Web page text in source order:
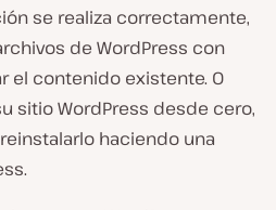
se realiza correctamente,
de WordPress con
el contenido existente. O
sitio WordPress desde cero,
haciendo una